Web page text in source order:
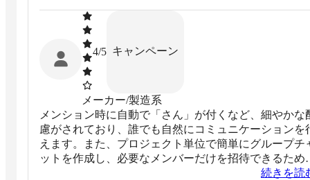
4/5 キャンペーン
メーカー/製造系
メンション時に自動で「さん」が付くなど、細やかな
慮がされており、誰でも自然にコミュニケーションを
えます。また、プロジェクト単位で簡単にグループチ
ットを作成し、必要なメンバーだけを招待できるため
情報の整理と共有が極めて円滑に行えます。ファイル
続きを読